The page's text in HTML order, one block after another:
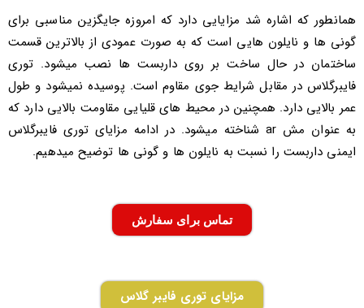
همانطور که اشاره شد مزایایی دارد که امروزه جایگزین مناسبی برای
گونی ها و نایلون هایی است که به صورت عمودی از بالاترین قسمت
ساختمان در حال ساخت بر روی داربست ها نصب میشود. توری
فایبرگلاس در مقابل شرایط جوی مقاوم است. پوسیده نمیشود و طول
عمر بالایی دارد. همچنین در محیط های قلیایی مقاومت بالایی دارد که
به عنوان مش ar شناخته میشود. در ادامه مزایای توری فایبرگلاس
ایمنی داربست را نسبت به نایلون ها و گونی ها توضیح میدهیم.
تماس برای سفارش
مزایای توری فایبر گلاس